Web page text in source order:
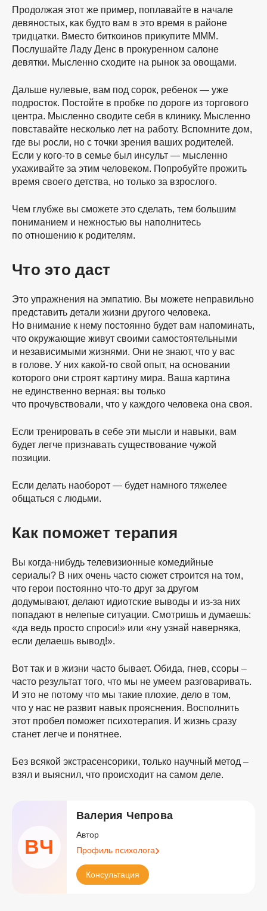
Продолжая этот же пример, поплавайте в начале
девяностых, как будто вам в это время в районе
тридцатки. Вместо биткоинов прикупите МММ.
Послушайте Ладу Денс в прокуренном салоне
девятки. Мысленно сходите на рынок за овощами.
Дальше нулевые, вам под сорок, ребенок — уже
подросток. Постойте в пробке по дороге из торгового
центра. Мысленно сводите себя в клинику. Мысленно
повставайте несколько лет на работу. Вспомните дом,
где вы росли, но с точки зрения ваших родителей.
Если у кого-то в семье был инсульт — мысленно
ухаживайте за этим человеком. Попробуйте прожить
время своего детства, но только за взрослого.
Чем глубже вы сможете это сделать, тем большим
пониманием и нежностью вы наполнитесь
по отношению к родителям.
Что это даст
Это упражнения на эмпатию. Вы можете неправильно
представить детали жизни другого человека.
Но внимание к нему постоянно будет вам напоминать,
что окружающие живут своими самостоятельными
и независимыми жизнями. Они не знают, что у вас
в голове. У них какой-то свой опыт, на основании
которого они строят картину мира. Ваша картина
не единственно верная: вы только
что прочувствовали, что у каждого человека она своя.
Если тренировать в себе эти мысли и навыки, вам
будет легче признавать существование чужой
позиции.
Если делать наоборот — будет намного тяжелее
общаться с людьми.
Как поможет терапия
Вы когда-нибудь телевизионные комедийные
сериалы? В них очень часто сюжет строится на том,
что герои постоянно что-то друг за другом
додумывают, делают идиотские выводы и из-за них
попадают в нелепые ситуации. Смотришь и думаешь:
«да ведь просто спроси!» или «ну узнай наверняка,
если делаешь вывод!».
Вот так и в жизни часто бывает. Обида, гнев, ссоры –
часто результат того, что мы не умеем разговаривать.
И это не потому что мы такие плохие, дело в том,
что у нас не развит навык прояснения. Восполнить
этот пробел поможет психотерапия. И жизнь сразу
станет легче и понятнее.
Без всякой экстрасенсорики, только научный метод –
взял и выяснил, что происходит на самом деле.
ВЧ
Валерия Чепрова
Автор
Профиль психолога
Консультация